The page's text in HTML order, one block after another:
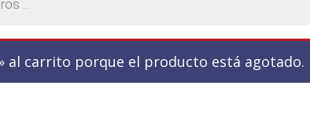
al carrito porque el producto está agotado.